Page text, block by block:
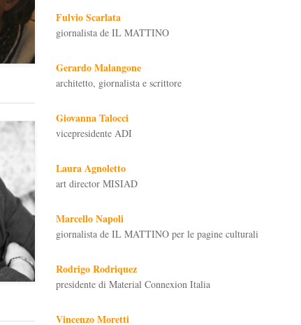
Fulvio Scarlata
giornalista de IL MATTINO
Gerardo Malangone
architetto, giornalista e scrittore
Giovanna Talocci
vicepresidente ADI
Laura Agnoletto
art director MISIAD
Marcello Napoli
giornalista de IL MATTINO per le pagine culturali
Rodrigo Rodriquez
presidente di Material Connexion Italia
Vincenzo Moretti